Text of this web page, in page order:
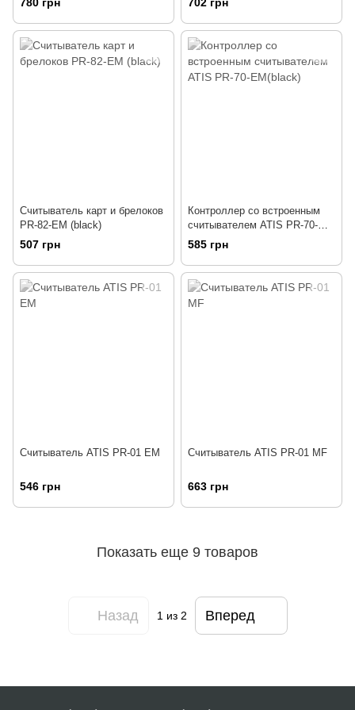
Считыватель карт и брелоков
PR-82-EM (black)
507 грн
Контроллер со встроенным
считывателем ATIS PR-70-
EM(black)
585 грн
Считыватель ATIS PR-01 EM
546 грн
Считыватель ATIS PR-01 MF
663 грн
Показать еще 9 товаров
Назад 1из 2 Вперед